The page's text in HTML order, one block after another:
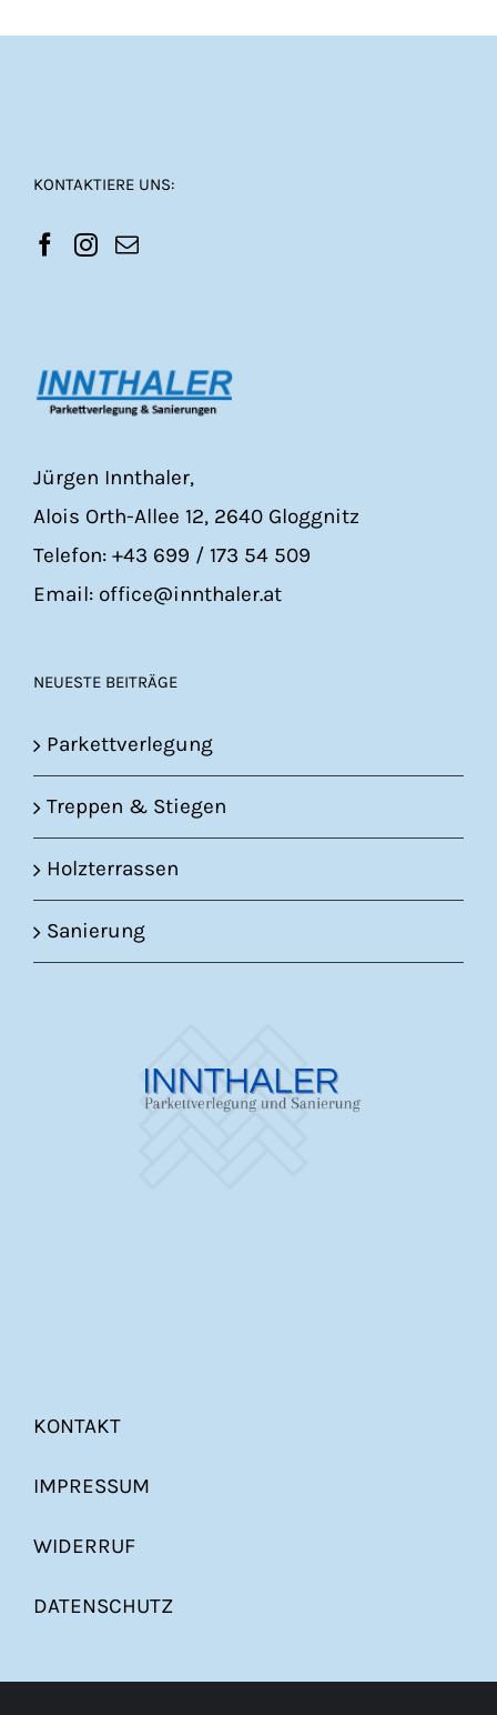
KONTAKTIERE UNS:
Jürgen Innthaler,
Alois Orth-Allee 12, 2640 Gloggnitz
Telefon: +43 699 / 173 54 509
Email: office@innthaler.at
NEUESTE BEITRÄGE
Parkettverlegung
Treppen & Stiegen
Holzterrassen
Sanierung
KONTAKT
IMPRESSUM
WIDERRUF
DATENSCHUTZ